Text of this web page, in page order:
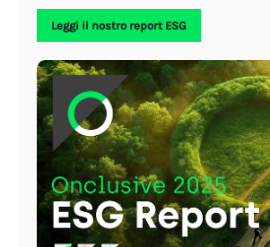
Leggi il nostro report ESG